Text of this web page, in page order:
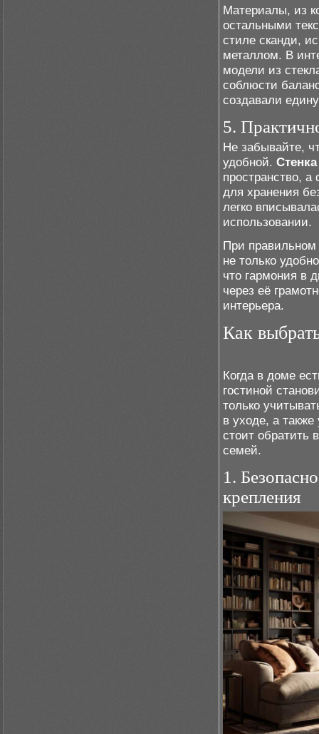
Материалы, из
остальными
стиле сканди,
металлом. В
модели из
соблюсти
создавали
5.
Не забывайте,
удобной. Стенка
пространство,
для хранения
легко
использовании.
При правильном
не только
что гармония в
через её
интерьера.
Как
Когда в доме
гостиной
только
в уходе, а
стоит обратить
семей.
1.
крепления